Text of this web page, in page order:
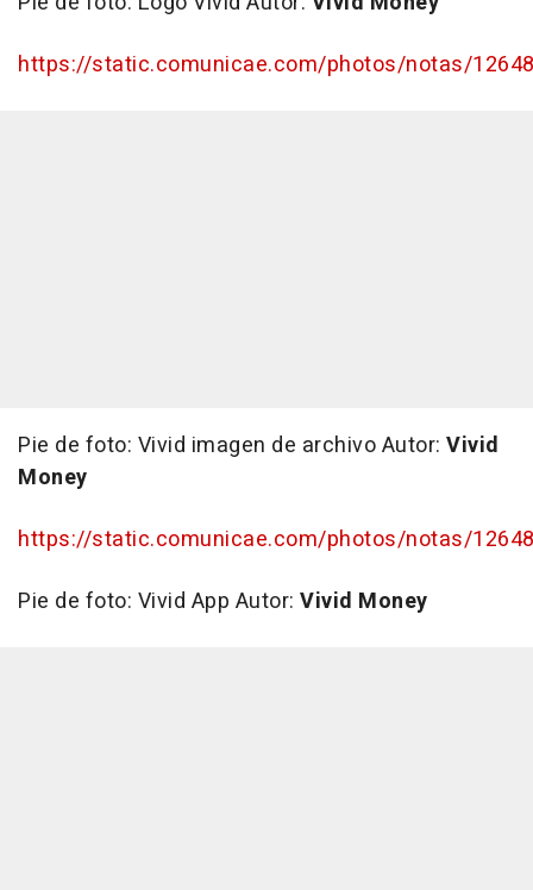
https://static.comunicae.com/photos/notas/
Pie de foto: Vivid imagen de archivoAutor: Vivid
Money
https://static.comunicae.com/photos/notas/
Pie de foto: Vivid App Autor: Vivid Money